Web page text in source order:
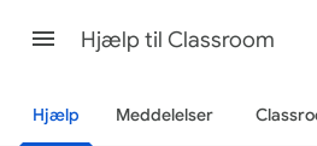
Hjælp til Classroom
Hjælp Meddelelser